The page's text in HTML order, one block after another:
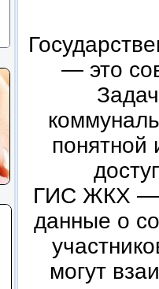
— это
понятной
ГИС ЖКХ —
данные о
могут